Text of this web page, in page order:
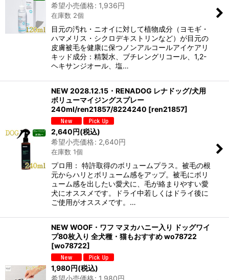
希望小売価格: 1,936円
在庫数 2個
目元の汚れ・ニオイに対して植物成分（ヨモギ・
ハマメリス・シクロデキストリンなど）が目元の
皮膚被毛を健康に保つノンアルコールアイケアリ
キッド成分：精製水、ブチレングリコール、1,2-
ヘキサンジオール、塩…
NEW 2028.12.15・RENADOG レナドッグ/犬用
ボリューマイジングスプレー
240ml/ren21857/8224240 [ren21857]
2,640円(税込)
希望小売価格: 2,640円
在庫数 1個
プロ用： 特許取得のボリュームプラス。被毛の根
元からハリとボリューム感をアップ。被毛にボリ
ューム感を出したい愛犬に、毛が絡まりやすい愛
犬にオススメです。ドライ中若しくはドライ後に
ご使用がオススメです。…
NEW WOOF・ワフ マヌカハニー入り ドッグワイ
プ80枚入り 全犬種・猫もおすすめ wo78722
[wo78722]
1,980円(税込)
希望小売価格: 1,980円